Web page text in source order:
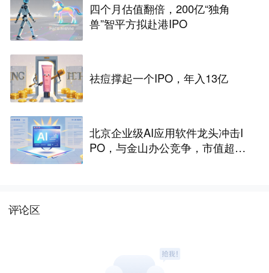
四个月估值翻倍，200亿“独角
兽”智平方拟赴港IPO
祛痘撑起一个IPO，年入13亿
北京企业级AI应用软件龙头冲击I
PO，与金山办公竞争，市值超33
评论区